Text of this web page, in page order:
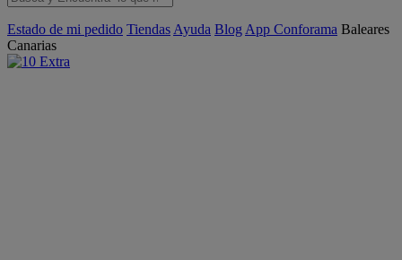
Estado de mi pedido Tiendas Ayuda Blog App Conforama Baleares
Canarias